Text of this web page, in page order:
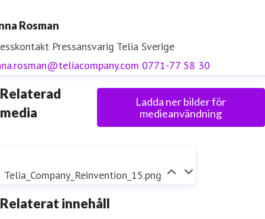
Rosman
Pressansvarig Telia Sverige
0771-77 58 30
Relaterad
media
Ladda ner bilder för
medieanvändning
Telia_Company_Reinvention_15.png
Relaterat innehåll